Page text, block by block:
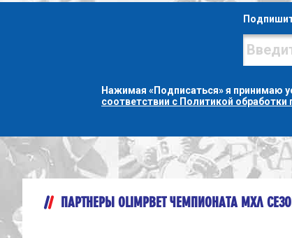
Нажимая «Подписаться» я принимаю
соответствии с Политикой
ПАРТНЕРЫ OLIMPBET ЧЕМПИОНАТА МХЛ